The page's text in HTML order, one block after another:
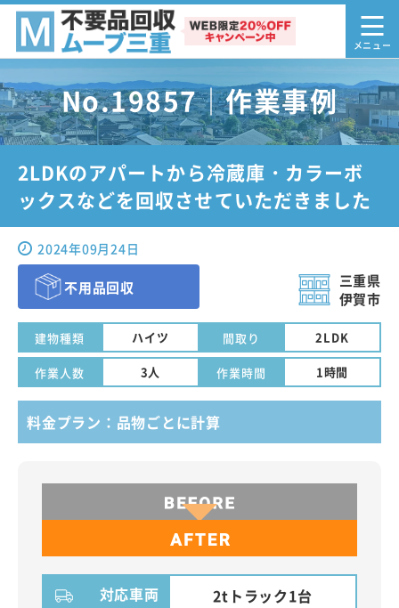
No.19857｜作業事例
2LDKのアパートから冷蔵庫・カラーボ
ックスなどを回収させていただきました
2024年09月24日
不用品回収
三重県
伊賀市
建物種類 ハイツ 間取り 2LDK
作業人数 3人 作業時間 1時間
料金プラン：品物ごとに計算
対応車両 2tトラック1台